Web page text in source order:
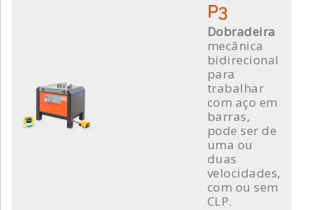
P3
Dobradeira
mecânica
bidirecional
para
trabalhar
com aço em
barras,
pode ser de
uma ou
duas
velocidades,
com ou sem
CLP.